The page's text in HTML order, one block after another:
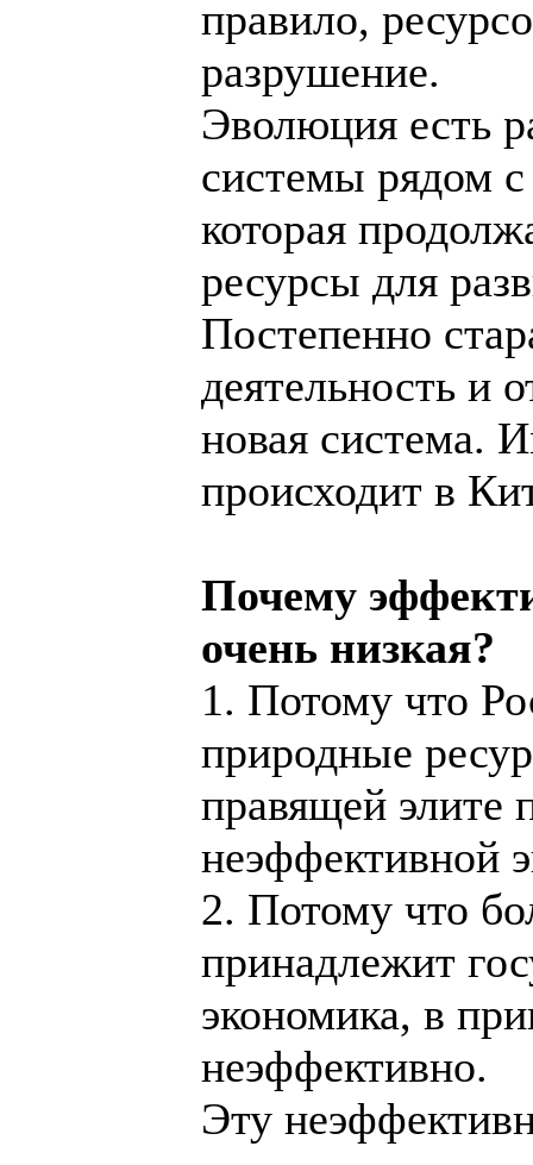
правило,
разрушение.
Эволюция есть
системы рядом
которая
ресурсы для
Постепенно
деятельность и
новая система.
происходит в
Почему
очень низкая?
1. Потому что
природные
правящей элите
неэффективной
2. Потому что
принадлежит
экономика, в
неэффективно.
Эту